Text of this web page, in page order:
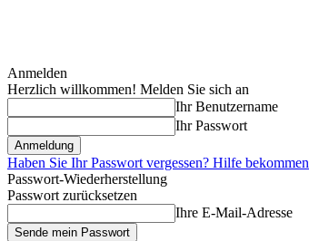
Anmelden
Herzlich willkommen! Melden Sie sich an
Ihr Benutzername
Ihr Passwort
Haben Sie Ihr Passwort vergessen? Hilfe bekommen
Passwort-Wiederherstellung
Passwort zurücksetzen
Ihre E-Mail-Adresse